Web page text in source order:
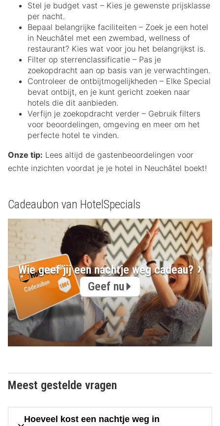
Stel je budget vast – Kies je gewenste prijsklasse
per nacht.
Bepaal belangrijke faciliteiten – Zoek je een hotel
in Neuchâtel met een zwembad, wellness of
restaurant? Kies wat voor jou het belangrijkst is.
Filter op sterrenclassificatie – Pas je
zoekopdracht aan op basis van je verwachtingen.
Controleer de ontbijtmogelijkheden – Elke Special
bevat ontbijt, en je kunt gericht zoeken naar
hotels die dit aanbieden.
Verfijn je zoekopdracht verder – Gebruik filters
voor beoordelingen, omgeving en meer om het
perfecte hotel te vinden.
Onze tip: Lees altijd de gastenbeoordelingen voor
echte inzichten voordat je je hotel in Neuchâtel boekt!
Cadeaubon van HotelSpecials
Wie geef jij een nachtje weg cadeau?
Geef nu
Meest gestelde vragen
Hoeveel kost een nachtje weg in